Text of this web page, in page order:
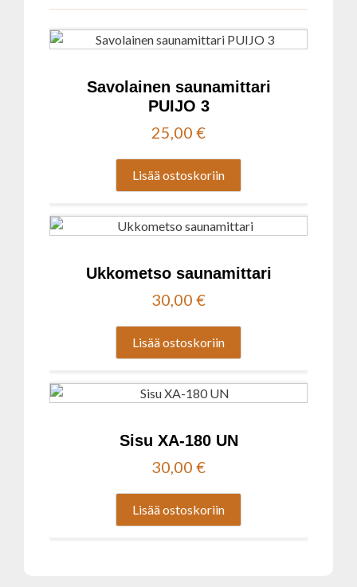
Savolainen saunamittari
PUIJO 3
25,00 €
Lisää ostoskoriin
Ukkometso saunamittari
30,00 €
Lisää ostoskoriin
Sisu XA-180 UN
30,00 €
Lisää ostoskoriin